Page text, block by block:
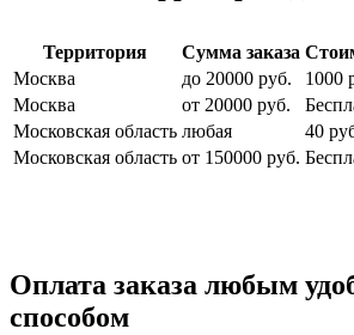
Территория Сумма заказа
Москва
до 20000 руб.
1000
Москва
от 20000 руб.
Московская область любая
40
Московская область от 150000 руб.
Оплата заказа любым
способом